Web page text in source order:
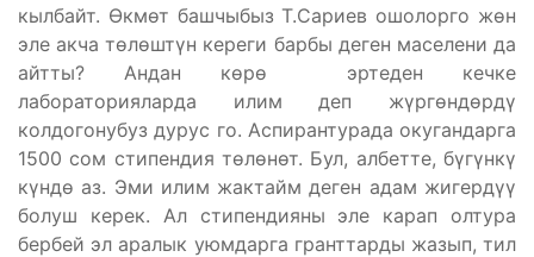
кылбайт. Өкмөт башчыбыз Т.Сариев ошолорго жөн
эле акча төлөштүн кереги барбы деген маселени да
айтты? Андан көрө эртеден кечке
лабораторияларда илим деп жүргөндөрдү
колдогонубуз дурус го. Аспирантурада окугандарга
1500 сом стипендия төлөнөт. Бул, албетте, бүгүнкү
күндө аз. Эми илим жактайм деген адам жигердүү
болуш керек. Ал стипендияны эле карап олтура
бербей эл аралык уюмдарга гранттарды жазып, тил